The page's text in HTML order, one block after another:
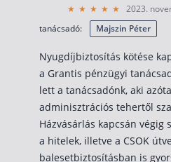
2023.
tanácsadó:
Majszin Péter
Nyugdíjbiztosítás kötése
a Grantis pénzügyi
lett a tanácsadónk, aki
adminisztrációs tehertől
Házvásárlás kapcsán
a hitelek, illetve a CSOK
balesetbiztosításban is